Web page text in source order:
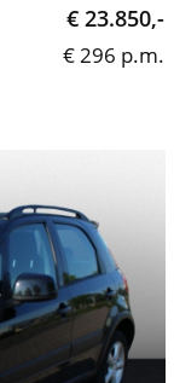
€ 23.850,-
€ 296 p.m.